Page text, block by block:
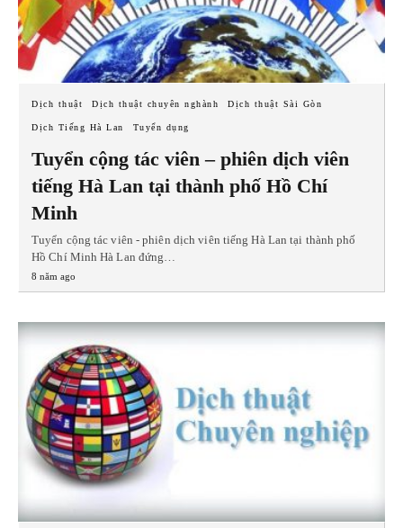
Dịch thuật Dịch thuật chuyên nghành Dịch thuật Sài Gòn
Dịch Tiếng Hà Lan Tuyển dụng
Tuyển cộng tác viên – phiên dịch viên
tiếng Hà Lan tại thành phố Hồ Chí
Minh
Tuyển cộng tác viên - phiên dịch viên tiếng Hà Lan tại thành phố
Hồ Chí Minh Hà Lan đứng…
8 năm ago